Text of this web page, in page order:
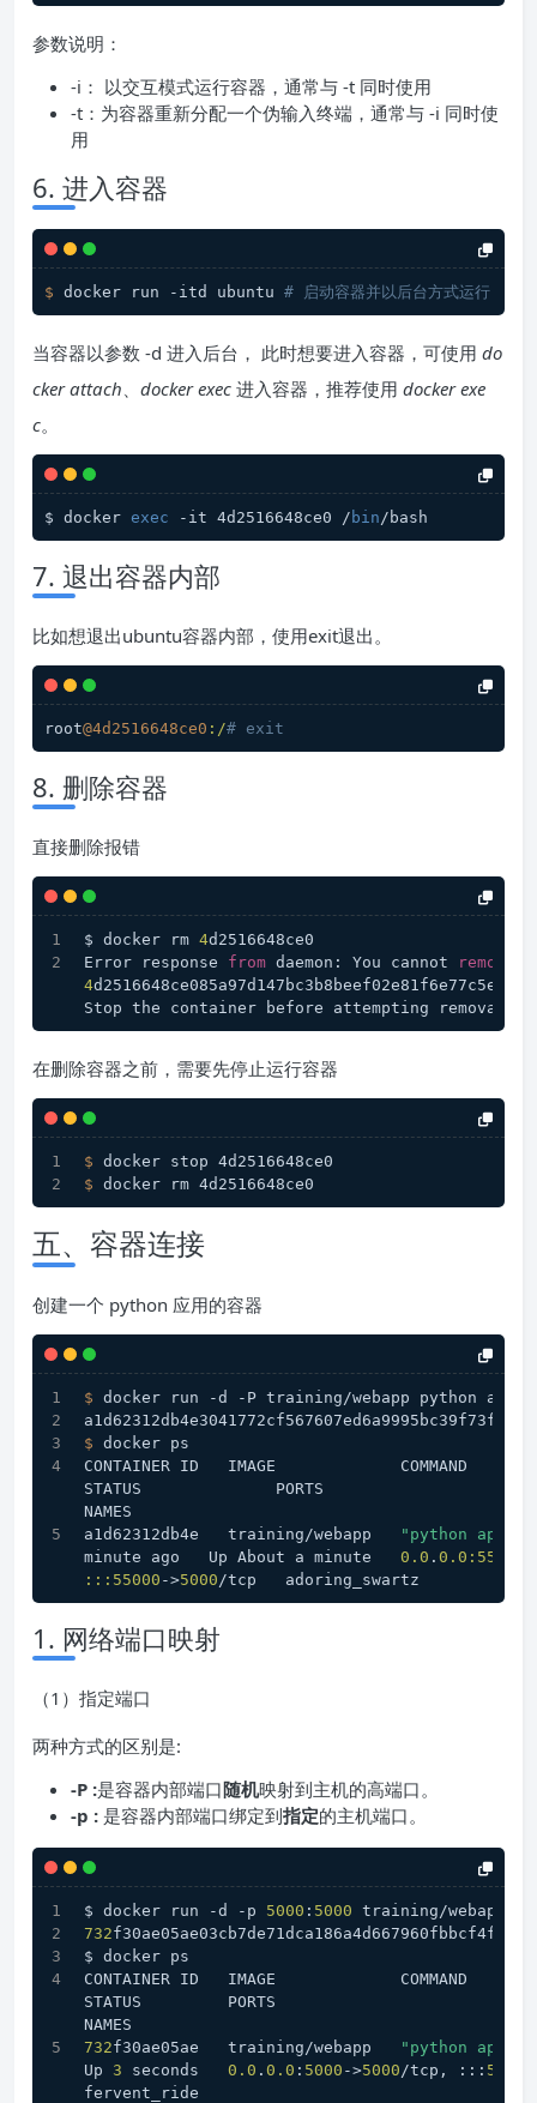
参数说明：
-i： 以交互模式运⾏容器，通常与 -t 同时使⽤
-t：为容器重新分配⼀个伪输⼊终端，通常与 -i 同时使
⽤
6. 进入容器
$ docker run -itd ubuntu # 启动容器并以后台方式运行
当容器以参数 -d 进入后台， 此时想要进入容器，可使用 do
cker attach、 docker exec 进入容器，推荐使用 docker exe
c。
$ docker exec -it 4d2516648ce0 / bin/bash
7. 退出容器内部
比如想退出ubuntu容器内部，使用exit退出。
root@4d2516648ce0 :/# exit
8. 删除容器
直接删除报错
$ docker rm 4d2516648ce0
Error response from daemon: You cannot
remove
4
Stop the container before attempting removal
在删除容器之前，需要先停止运行容器
$ docker stop 4d2516648ce0
$ docker rm 4d2516648ce0
五、容器连接
创建一个 python 应用的容器
$ docker run -d -P training/webapp python
$ docker ps
CONTAINER ID   IMAGE             COMMAND
STATUS              PORTS
NAMES
a1d62312db4e   training/webapp
"python
minute ago   Up About a minute 0.0 . 0.0 : 55000
: : : 55000 ->5000/tcp   adoring_swartz
1. 网络端口映射
（1）指定端口
两种方式的区别是:
-P :是容器内部端口随机映射到主机的高端口。
-p : 是容器内部端口绑定到指定的主机端口。
$ docker run -d -p 5000 : 5000 training/webapp
732
$ docker ps
CONTAINER ID   IMAGE             COMMAND
STATUS         PORTS
NAMES
732f30ae05ae   training/webapp
"python
Up 3 seconds 0.0 . 0.0 : 5000 ->5000/tcp, ::: 5000
fervent_ride